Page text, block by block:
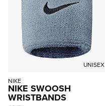
UNISEX
NIKE
NIKE SWOOSH
WRISTBANDS